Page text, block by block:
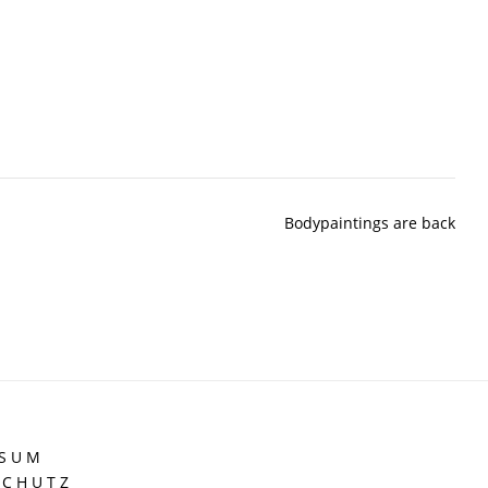
Bodypaintings are back
U M
H U T Z